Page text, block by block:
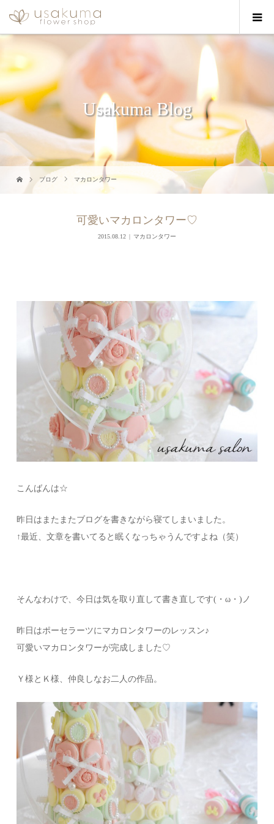
Usakuma Blog
ブログ マカロンタワー
可愛いマカロンタワー♡
2015.08.12 マカロンタワー
こんばんは☆
昨日はまたまたブログを書きながら寝てしまいました。
↑最近、文章を書いてると眠くなっちゃうんですよね（笑）
そんなわけで、今日は気を取り直して書き直しです(・ω・)ノ
昨日はポーセラーツにマカロンタワーのレッスン♪
可愛いマカロンタワーが完成しました♡
Ｙ様とＫ様、仲良しなお二人の作品。